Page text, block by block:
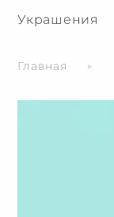
Украшения
Главная